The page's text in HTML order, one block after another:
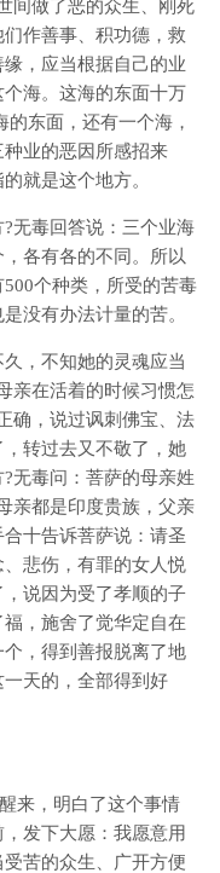
间做了恶的众生、刚死
作善事、积功德，救
，应当根据自己的业
海。这海的东面十万
东面，还有一个海，
业的恶因所感招来
就是这个地方。
无毒回答说：三个业海
各有各的不同。所以
个种类，所受的苦毒
没有办法计量的苦。
，不知她的灵魂应当
亲在活着的时候习惯怎
确，说过讽刺佛宝、法
转过去又不敬了，她
无毒问：菩萨的母亲姓
亲都是印度贵族，父亲
十告诉菩萨说：请圣
悲伤，有罪的女人悦
说因为受了孝顺的子
，施舍了觉华定自在
，得到善报脱离了地
天的，全部得到好
来，明白了这个事情
发下大愿：我愿意用
苦的众生、广开方便